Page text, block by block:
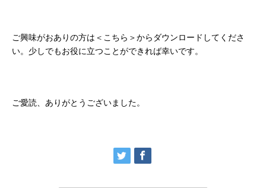
ご興味がおありの方は＜ こちら ＞からダウンロードしてくださ
い。少しでもお役に立つことができれば幸いです。
ご愛読、ありがとうございました。